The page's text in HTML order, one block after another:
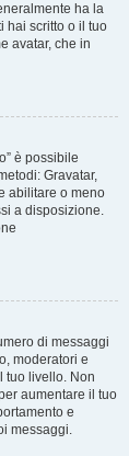
ha la
hai scritto o il tuo
avatar, che in
è possibile
Gravatar,
abilitare o meno
a disposizione.
di messaggi
moderatori e
tuo livello. Non
aumentare il tuo
e
messaggi.